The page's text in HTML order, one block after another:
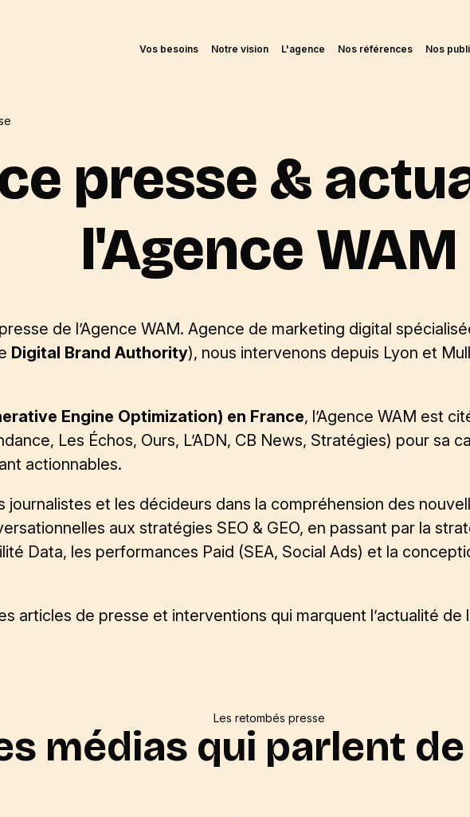
Vos besoins Notre vision L'agence Nos références Nos
presse &
l'Agence WAM
de l’Agence WAM. Agence de marketing digital
Digital Brand Authority), nous intervenons depuis Lyon et
Engine Optimization) en France, l’Agence WAM est
Les Échos, Ours, L’ADN, CB News, Stratégies) pour sa
actionnables.
journalistes et les décideurs dans la compréhension des
aux stratégies SEO & GEO, en passant par la
Data, les performances Paid (SEA, Social Ads) et la
articles de presse et interventions qui marquent l’actualité de
Les retombés presse
médias qui parlent